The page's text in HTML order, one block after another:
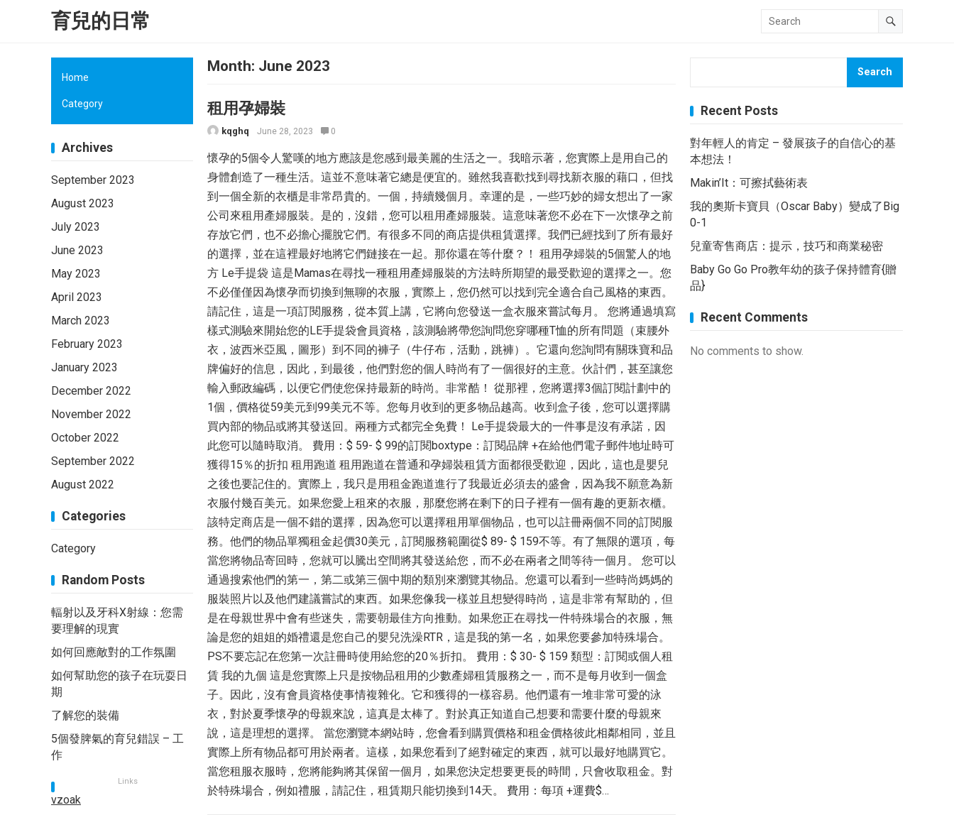
育兒的日常
Month: June 2023
租用孕婦裝
kqghq June 28, 2023 0
懷孕的5個令人驚嘆的地方應該是您感到最美麗的生活之一。我暗示著，您實際上是用自己的
身體創造了一種生活。這並不意味著它總是便宜的。雖然我喜歡找到尋找新衣服的藉口，但找
到一個全新的衣櫃是非常昂貴的。一個，持續幾個月。幸運的是，一些巧妙的婦女想出了一家
公司來租用產婦服裝。是的，沒錯，您可以租用產婦服裝。這意味著您不必在下一次懷孕之前
存放它們，也不必擔心擺脫它們。有很多不同的商店提供租賃選擇。我們已經找到了所有最好
的選擇，並在這裡最好地將它們鏈接在一起。那你還在等什麼？！ 租用孕婦裝的5個驚人的地
方 Le手提袋 這是Mamas在尋找一種租用產婦服裝的方法時所期望的最受歡迎的選擇之一。您
不必僅僅因為懷孕而切換到無聊的衣服，實際上，您仍然可以找到完全適合自己風格的東西。
請記住，這是一項訂閱服務，從本質上講，它將向您發送一盒衣服來嘗試每月。 您將通過填寫
樣式測驗來開始您的LE手提袋會員資格，該測驗將帶您詢問您穿哪種T恤的所有問題（束腰外
衣，波西米亞風，圖形）到不同的褲子（牛仔布，活動，跳褲）。它還向您詢問有關珠寶和品
牌偏好的信息，因此，到最後，他們對您的個人時尚有了一個很好的主意。伙計們，甚至讓您
輸入郵政編碼，以便它們使您保持最新的時尚。非常酷！ 從那裡，您將選擇3個訂閱計劃中的
1個，價格從59美元到99美元不等。您每月收到的更多物品越高。收到盒子後，您可以選擇購
買內部的物品或將其發送回。兩種方式都完全免費！ Le手提袋最大的一件事是沒有承諾，因
此您可以隨時取消。 費用：$ 59- $ 99的訂閱boxtype：訂閱品牌 +在給他們電子郵件地址時可
獲得15％的折扣 租用跑道 租用跑道在普通和孕婦裝租賃方面都很受歡迎，因此，這也是嬰兒
之後也要記住的。實際上，我只是用租金跑道進行了我最近必須去的盛會，因為我不願意為新
衣服付幾百美元。如果您愛上租來的衣服，那麼您將在剩下的日子裡有一個有趣的更新衣櫃。
該特定商店是一個不錯的選擇，因為您可以選擇租用單個物品，也可以註冊兩個不同的訂閱服
務。他們的物品單獨租金起價30美元，訂閱服務範圍從$ 89- $ 159不等。有了無限的選項，每
當您將物品寄回時，您就可以騰出空間將其發送給您，而不必在兩者之間等待一個月。 您可以
通過搜索他們的第一，第二或第三個中期的類別來瀏覽其物品。您還可以看到一些時尚媽媽的
服裝照片以及他們建議嘗試的東西。如果您像我一樣並且想變得時尚，這是非常有幫助的，但
是在母親世界中會有些迷失，需要朝最佳方向推動。如果您正在尋找一件特殊場合的衣服，無
論是您的姐姐的婚禮還是您自己的嬰兒洗澡RTR，這是我的第一名，如果您要參加特殊場合。
PS不要忘記在您第一次註冊時使用給您的20％折扣。 費用：$ 30- $ 159 類型：訂閱或個人租
賃 我的九個 這是您實際上只是按物品租用的少數產婦租賃服務之一，而不是每月收到一個盒
子。因此，沒有會員資格使事情複雜化。它和獲得的一樣容易。他們還有一堆非常可愛的泳
衣，對於夏季懷孕的母親來說，這真是太棒了。對於真正知道自己想要和需要什麼的母親來
說，這是理想的選擇。 當您瀏覽本網站時，您會看到購買價格和租金價格彼此相鄰相同，並且
實際上所有物品都可用於兩者。這樣，如果您看到了絕對確定的東西，就可以最好地購買它。
當您租服衣服時，您將能夠將其保留一個月，如果您決定想要更長的時間，只會收取租金。對
於特殊場合，例如禮服，請記住，租賃期只能切換到14天。 費用：每項 +運費$…
Search
Recent Posts
對年輕人的肯定 – 發展孩子的自信心的基
本想法！
Makin’It：可擦拭藝術表
我的奧斯卡寶貝（Oscar Baby）變成了Big
0-1
兒童寄售商店：提示，技巧和商業秘密
Baby Go Go Pro教年幼的孩子保持體育{贈
品}
Recent Comments
No comments to show.
Home
Category
Archives
September 2023
August 2023
July 2023
June 2023
May 2023
April 2023
March 2023
February 2023
January 2023
December 2022
November 2022
October 2022
September 2022
August 2022
Categories
Category
Random Posts
輻射以及牙科X射線：您需
要理解的現實
如何回應敵對的工作氛圍
如何幫助您的孩子在玩耍日
期
了解您的裝備
5個發脾氣的育兒錯誤 – 工
作
Links
vzoak